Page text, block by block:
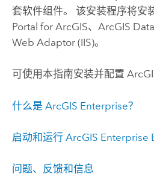
套软件组件。 该安装程序将安
Portal for ArcGIS、ArcGIS
Web Adaptor (IIS)。
可使用本指南安装并配置
什么是 ArcGIS Enterprise？
启动和运行 ArcGIS Enterprise
问题、反馈和信息